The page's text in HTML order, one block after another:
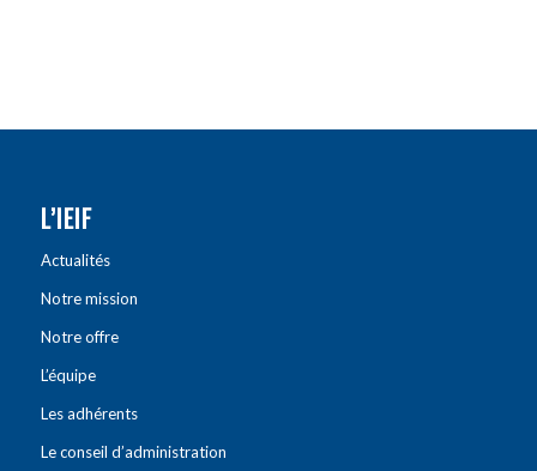
L’IEIF
Actualités
Notre mission
Notre offre
L’équipe
Les adhérents
Le conseil d’administration